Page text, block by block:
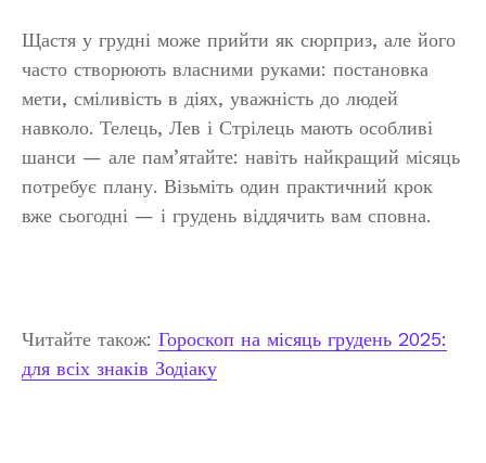
Щастя у грудні може прийти як сюрприз, але його
часто створюють власними руками: постановка
мети, сміливість в діях, уважність до людей
навколо. Телець, Лев і Стрілець мають особливі
шанси — але пам’ятайте: навіть найкращий місяць
потребує плану. Візьміть один практичний крок
вже сьогодні — і грудень віддячить вам сповна.
Читайте також: Гороскоп на місяць грудень 2025:
для всіх знаків Зодіаку